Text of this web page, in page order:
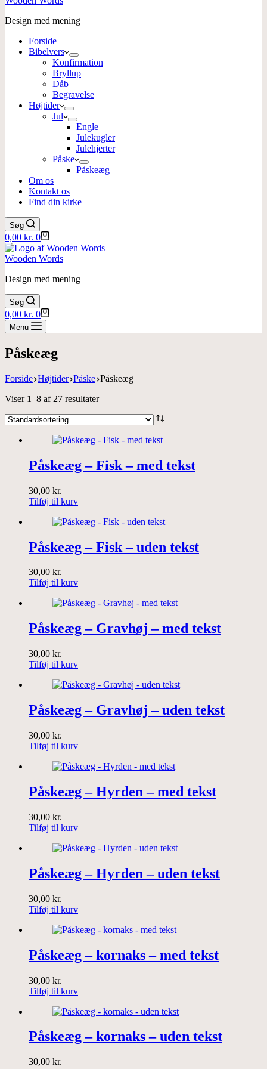
Design med mening
Forside
Bibelvers
Konfirmation
Bryllup
Dåb
Begravelse
Højtider
Jul
Engle
Julekugler
Julehjerter
Påske
Påskeæg
Om os
Kontakt os
Find din kirke
Søg
Indkøbskurv
0,00 kr. 0
Wooden Words
Design med mening
Søg
Indkøbskurv
0,00 kr. 0
Menu
Påskeæg
Forside Højtider Påske Påskeæg
Viser 1–8 af 27 resultater
Påskeæg – Fisk – med tekst
30,00 kr.
Tilføj til kurv
Påskeæg – Fisk – uden tekst
30,00 kr.
Tilføj til kurv
Påskeæg – Gravhøj – med tekst
30,00 kr.
Tilføj til kurv
Påskeæg – Gravhøj – uden tekst
30,00 kr.
Tilføj til kurv
Påskeæg – Hyrden – med tekst
30,00 kr.
Tilføj til kurv
Påskeæg – Hyrden – uden tekst
30,00 kr.
Tilføj til kurv
Påskeæg – kornaks – med tekst
30,00 kr.
Tilføj til kurv
Påskeæg – kornaks – uden tekst
30,00 kr.